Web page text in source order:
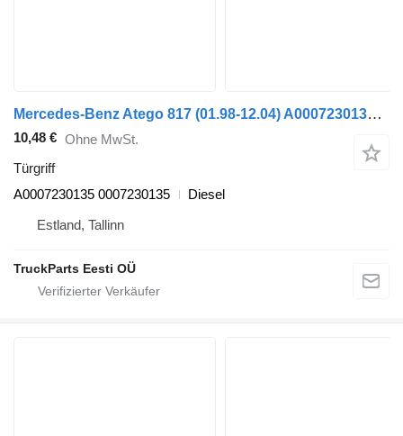
Mercedes-Benz Atego 817 (01.98-12.04) A0007230135 Türgriff für Mercedes-Benz Atego, Atego 2, Atego 3 (1996-) Sattelzugmaschine
10,48 € Ohne MwSt.
Türgriff
A0007230135 0007230135
Diesel
Estland, Tallinn
TruckParts Eesti OÜ